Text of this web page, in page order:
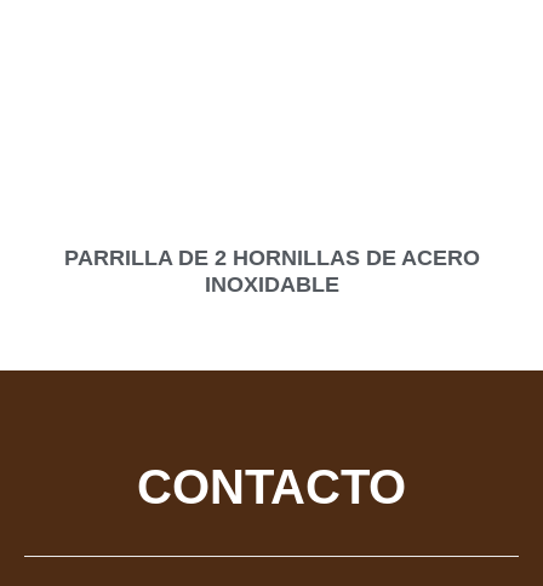
PARRILLA DE 2 HORNILLAS DE ACERO
INOXIDABLE
CONTACTO